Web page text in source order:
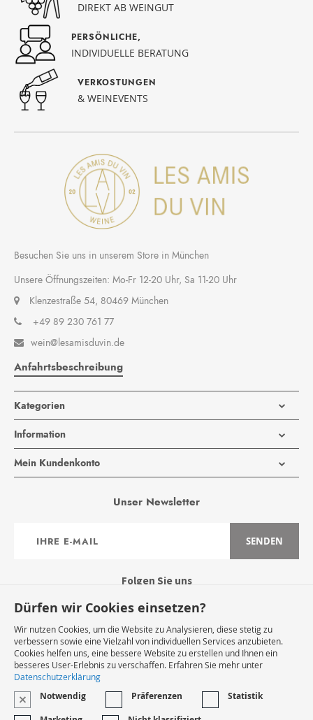
DIREKT AB WEINGUT
PERSÖNLICHE,
INDIVIDUELLE BERATUNG
VERKOSTUNGEN
& WEINEVENTS
Besuchen Sie uns in unserem Store in München
Unsere Öffnungszeiten: Mo-Fr 12-20 Uhr, Sa 11-20 Uhr
Klenzestraße 54, 80469 München
+49 89 230 761 77
 wein@lesamisduvin.de
Anfahrtsbeschreibung
Kategorien
Information
Mein Kundenkonto
Unser Newsletter
zum
SENDEN
Folgen Sie uns
Widerruf Starten
VERTRAG WIDERRUFEN
Dürfen wir Cookies einsetzen?
Wir nutzen Cookies, um die Website zu Analysieren, diese stetig zu
verbessern sowie eine Vielzahl von individuellen Services anzubieten.
Cookies helfen uns, eine bessere Website zu erstellen und Ihnen ein
besseres User-Erlebnis zu verschaffen. Erfahren Sie mehr unter
Datenschutzerklärung
Notwendig Präferenzen
Statistik